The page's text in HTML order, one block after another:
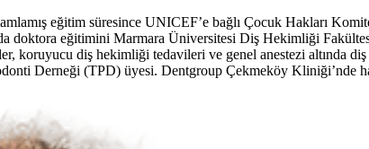
eğitim süresince UNICEF’e bağlı Çocuk Hakları
doktora eğitimini Marmara Üniversitesi Diş Hekimliği
diş hekimliği tedavileri ve genel anestezi altında
Derneği (TPD) üyesi. Dentgroup Çekmeköy Kliniği’nde